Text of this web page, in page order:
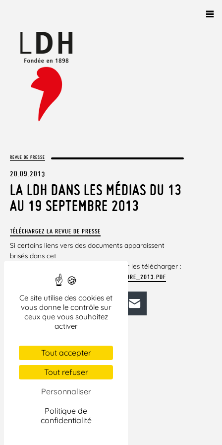
Ce site utilise des cookies et
vous donne le contrôle sur
ceux que vous souhaitez
activer
Tout accepter
Tout refuser
Personnaliser
Politique de
confidentialité
REVUE DE PRESSE
20.09.2013
LA LDH DANS LES MÉDIAS DU 13
AU 19 SEPTEMBRE 2013
TÉLÉCHARGEZ LA REVUE DE PRESSE
Si certains liens vers des documents apparaissent
brisés dans cet
article, veuillez cliquer ci-dessous pour les télécharger :
REVUE_DE_PRESSE_DU_13_AU_19_SEPTEMBRE_2013.PDF
FacebookBlueskyMastodonLinkedIn